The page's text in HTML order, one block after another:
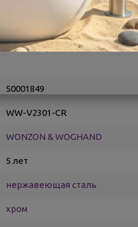
50001849
WW-V2301-CR
WONZON & WOGHAND
5 лет
нержавеющая сталь
хром